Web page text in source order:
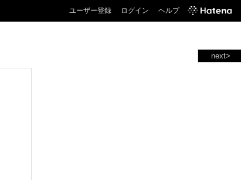
ユーザー登録 ログイン ヘルプ
next>